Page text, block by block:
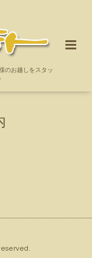
のお越しをスタッ